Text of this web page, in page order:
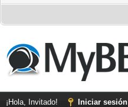
¡Hola, Invitado! Iniciar sesión